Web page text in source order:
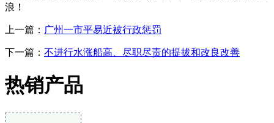
浪！
上一篇： 广州一市平易近被行政惩罚
下一篇： 不进行水涨船高、尽职尽责的提拔和改良改善
热销产品